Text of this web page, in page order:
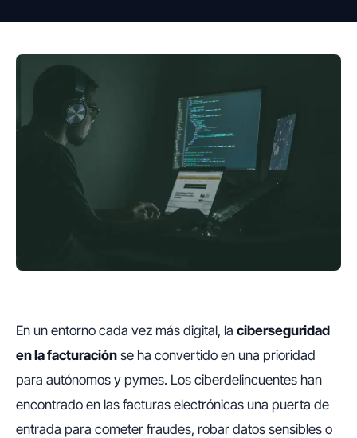
En un entorno cada vez más digital, la ciberseguridad
en la facturación se ha convertido en una prioridad
para autónomos y pymes. Los ciberdelincuentes han
encontrado en las facturas electrónicas una puerta de
entrada para cometer fraudes, robar datos sensibles o